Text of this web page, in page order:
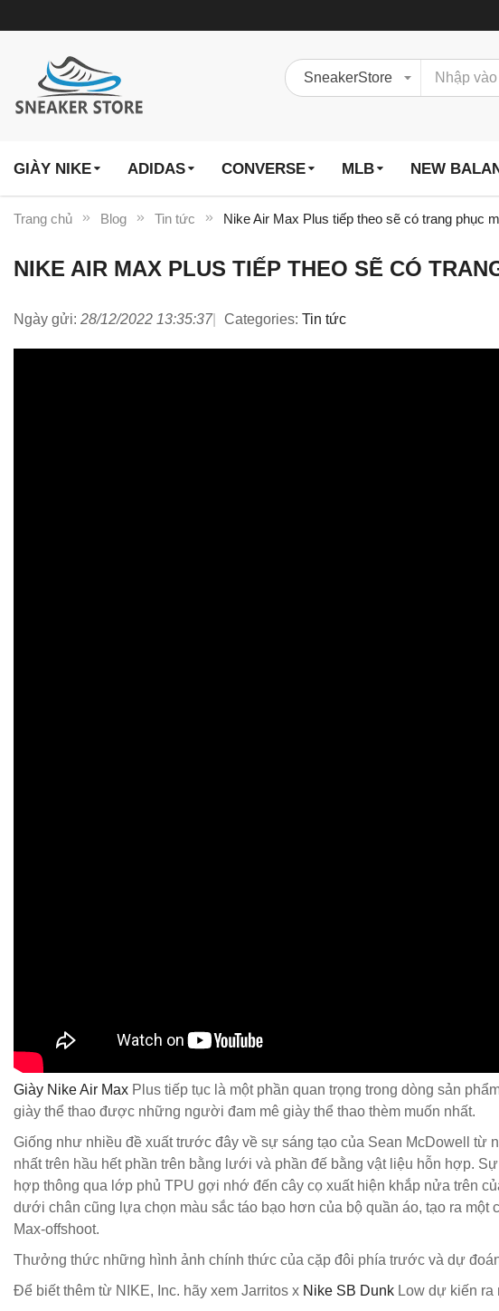
GIÀY NIKE ADIDAS CONVERSE MLB NEW
Trang chủ Blog Tin tức Nike Air Max Plus tiếp theo sẽ có trang phục
NIKE AIR MAX PLUS TIẾP THEO SẼ CÓ
Ngày gửi: 28/12/2022 13:35:37 Categories: Tin tức
Giày Nike Air Max Plus tiếp tục là một phần quan trọng trong dòng sản
giày thể thao được những người đam mê giày thể thao thèm muốn nhất.
Giống như nhiều đề xuất trước đây về sự sáng tạo của Sean McDowell từ
nhất trên hầu hết phần trên bằng lưới và phần đế bằng vật liệu hỗn hợp.
hợp thông qua lớp phủ TPU gợi nhớ đến cây cọ xuất hiện khắp nửa trên
dưới chân cũng lựa chọn màu sắc táo bạo hơn của bộ quần áo, tạo ra
Max-offshoot.
Thưởng thức những hình ảnh chính thức của cặp đôi phía trước và dự
Để biết thêm từ NIKE, Inc. hãy xem Jarritos x Nike SB Dunk Low dự kiến ​​ra